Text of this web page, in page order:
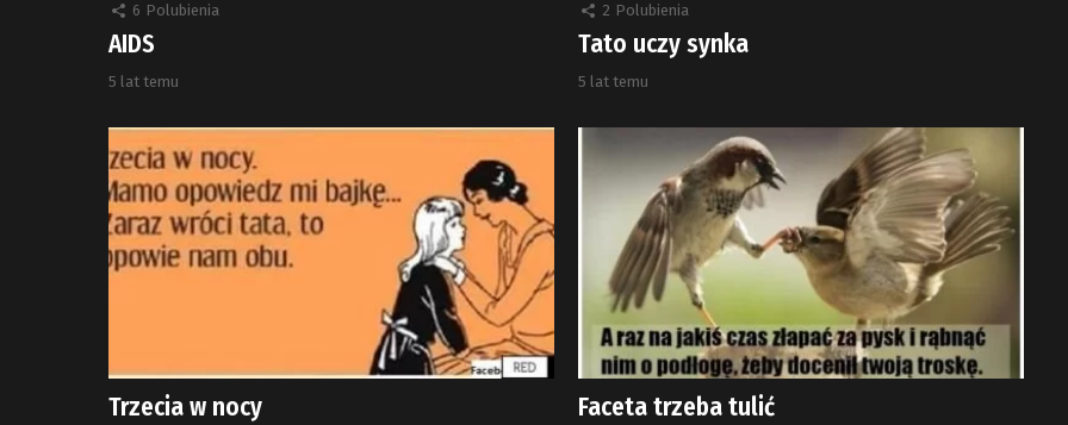
6 Polubienia
AIDS
5 lat temu
2 Polubienia
Tato uczy synka
5 lat temu
Trzecia w nocy Faceta trzeba tulić